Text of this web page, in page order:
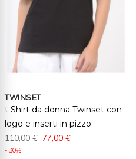
TWINSET
t Shirt da donna Twinset con
logo e inserti in pizzo
110,00 € 77,00 €
- 30%